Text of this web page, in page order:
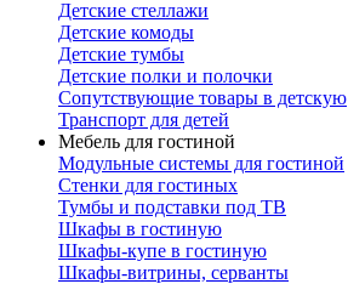
Детские стеллажи
Детские комоды
Детские тумбы
Детские полки и полочки
Сопутствующие товары в детскую
Транспорт для детей
Мебель для гостиной
Модульные системы для гостиной
Стенки для гостиных
Тумбы и подставки под ТВ
Шкафы в гостиную
Шкафы-купе в гостиную
Шкафы-витрины, серванты